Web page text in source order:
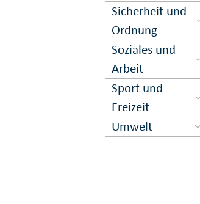
Sicher­heit und
Ord­nung
Soziales und
Arbeit
Sport und
Freizeit
Umwelt